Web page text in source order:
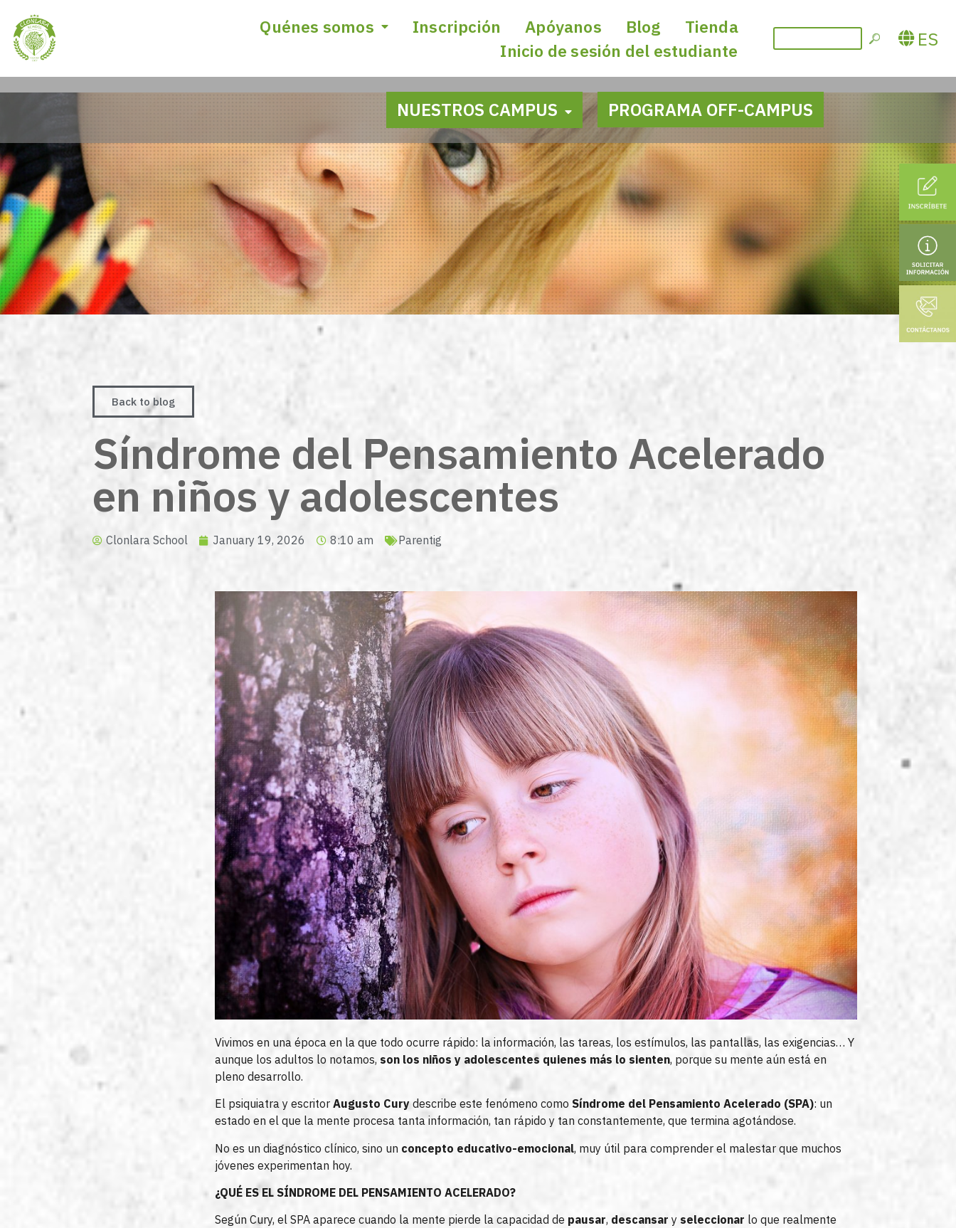
Quénes somos Inscripción Apóyanos Blog
Tienda
Inicio de sesión del estudiante
ES
NUESTROS CAMPUS PROGRAMA OFF-CAMPUS
Back to blog
Síndrome del Pensamiento Acelerado
en niños y adolescentes
Clonlara School January 19, 2026 8:10 am Parentig
Vivimos en una época en la que todo ocurre rápido: la información, las tareas, los estímulos, las pantallas, las exigencias… Y
aunque los adultos lo notamos, son los niños y adolescentes quienes más lo sienten, porque su mente aún está en
pleno desarrollo.
El psiquiatra y escritorAugusto Curydescribe este fenómeno como Síndrome del Pensamiento Acelerado (SPA): un
estado en el que la mente procesa tanta información, tan rápido y tan constantemente, que termina agotándose.
No es un diagnóstico clínico, sino un concepto educativo-emocional, muy útil para comprender el malestar que muchos
jóvenes experimentan hoy.
¿QUÉ ES EL SÍNDROME DEL PENSAMIENTO ACELERADO?
Según Cury, el SPA aparece cuando la mente pierde la capacidad de pausar, descansar y seleccionar lo que realmente